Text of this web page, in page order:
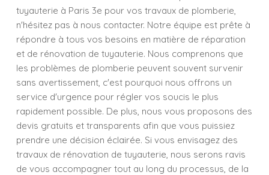
tuyauterie à Paris 3e pour vos travaux de plomberie,
n'hésitez pas à nous contacter. Notre équipe est prête à
répondre à tous vos besoins en matière de réparation
et de rénovation de tuyauterie. Nous comprenons que
les problèmes de plomberie peuvent souvent survenir
sans avertissement, c'est pourquoi nous offrons un
service d'urgence pour régler vos soucis le plus
rapidement possible. De plus, nous vous proposons des
devis gratuits et transparents afin que vous puissiez
prendre une décision éclairée. Si vous envisagez des
travaux de rénovation de tuyauterie, nous serons ravis
de vous accompagner tout au long du processus, de la